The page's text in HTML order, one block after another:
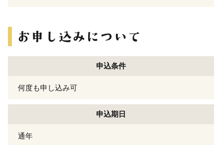
申込条件
何度も申し込み可
申込期日
通年